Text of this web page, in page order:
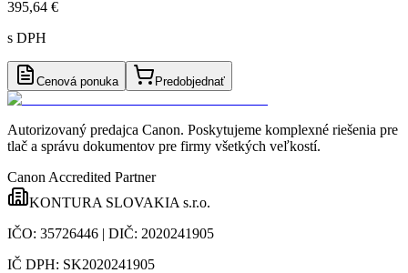
395,64 €
s DPH
Cenová ponuka Predobjednať
Autorizovaný predajca Canon. Poskytujeme komplexné riešenia pre
tlač a správu dokumentov pre firmy všetkých veľkostí.
Canon Accredited Partner
KONTURA SLOVAKIA s.r.o.
IČO: 35726446 | DIČ: 2020241905
IČ DPH: SK2020241905